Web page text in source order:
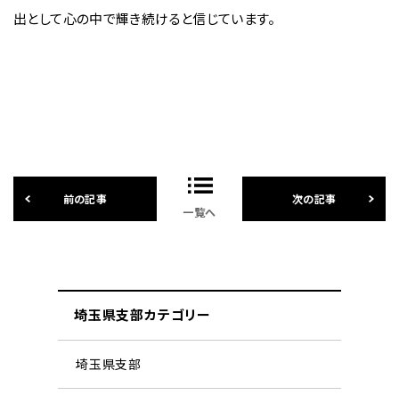
出として心の中で輝き続けると信じています。
一覧へ
埼玉県支部カテゴリー
埼玉県支部